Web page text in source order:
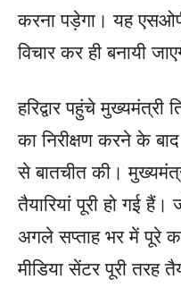
करना पड़ेगा। यह
विचार कर ही बनायी
हरिद्वार पहुंचे मुख्यमंत्री
का निरीक्षण करने के
से बातचीत की।
तैयारियां पूरी हो गई
अगले सप्ताह भर में पूरे
मीडिया सेंटर पूरी तरह